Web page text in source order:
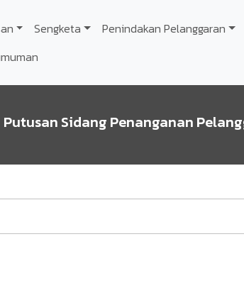
Sengketa Penindakan Pelanggaran
Putusan Sidang Penanganan